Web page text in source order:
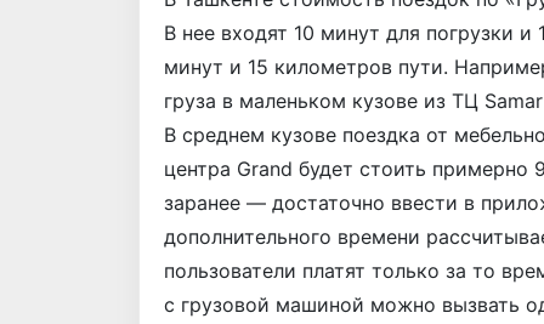
В нее входят 10 минут для погрузки
минут и 15 километров пути.
груза в маленьком кузове из ТЦ
В среднем кузове поездка от
центра Grand будет стоить
заранее — достаточно ввести в
дополнительного времени
пользователи платят только за то
с грузовой машиной можно вызвать